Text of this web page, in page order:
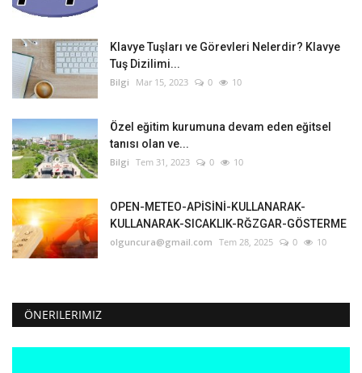
Klavye Tuşları ve Görevleri Nelerdir? Klavye
Tuş Dizilimi...
Bilgi Mar 15, 2023 0 10
Özel eğitim kurumuna devam eden eğitsel
tanısı olan ve...
Bilgi Tem 31, 2023 0 10
OPEN-METEO-APİSİNİ-KULLANARAK-
KULLANARAK-SICAKLIK-RĞZGAR-GÖSTERME
olguncura@gmail.com Tem 28, 2025 0 10
ÖNERILERIMIZ